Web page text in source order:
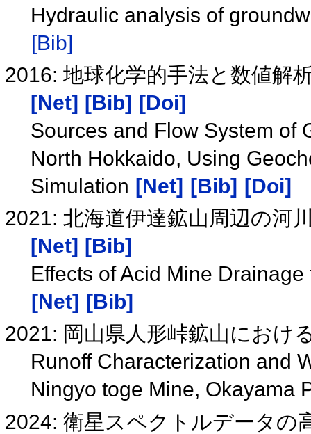
Hydraulic analysis of
[Bib]
2016: 地球化学的手法と数値解
[Net] [Bib]
[Doi]
Sources and Flow System of
North Hokkaido, Using
Simulation [Net] [Bib]
[Doi]
2021: 北海道伊達鉱山周辺の河
[Net] [Bib]
Effects of Acid Mine
[Net]
[Bib]
2021: 岡山県人形峠鉱山におけ
Runoff Characterization and
Ningyo toge Mine, Okayama
2024: 衛星スペクトルデータの